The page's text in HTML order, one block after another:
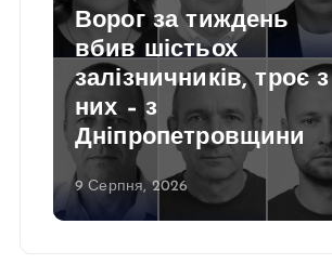
Ворог за тиждень
вбив шістьох
залізничників, троє з
них – з
Дніпропетровщини
9 Серпня, 2026